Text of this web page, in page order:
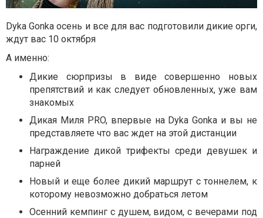
Dyka Gonka осень и все для вас подготовили дикие орги,
ждут вас 10 октября⠀
А именно:
Дикие сюрпризы в виде совершенно новых
препятствий и как следует обновленных, уже вам
знакомых
Дикая Миля PRO, впервые на Dyka Gonka и вы не
представляете что вас ждет на этой дистанции
Награждение дикой трифекты среди девушек и
парней
Новый и еще более дикий маршрут с тоннелем, к
которому невозможно добраться летом
Осенний кемпинг с душем, видом, с вечерами под